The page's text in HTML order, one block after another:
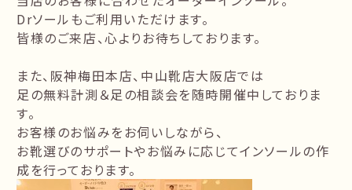
Drソールもご利用いただけます。
皆様のご来店、心よりお待ちしております。
また、阪神梅田本店、中山靴店大阪店では
足の無料計測＆足の相談会を随時開催中しておりま
す。
お客様のお悩みをお伺いしながら、
お靴選びのサポートやお悩みに応じてインソールの作
成を行っております。